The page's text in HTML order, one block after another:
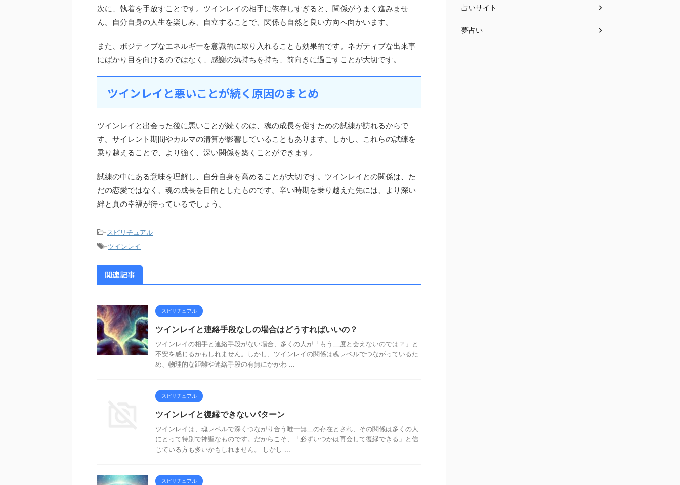
次に、執着を手放すことです。ツインレイの相手に依存しすぎると、関係がうまく進みませ
ん。自分自身の人生を楽しみ、自立することで、関係も自然と良い方向へ向かいます。
また、ポジティブなエネルギーを意識的に取り入れることも効果的です。ネガティブな出来事
にばかり目を向けるのではなく、感謝の気持ちを持ち、前向きに過ごすことが大切です。
ツインレイと悪いことが続く原因のまとめ
ツインレイと出会った後に悪いことが続くのは、魂の成長を促すための試練が訪れるからで
す。サイレント期間やカルマの清算が影響していることもあります。しかし、これらの試練を
乗り越えることで、より強く、深い関係を築くことができます。
試練の中にある意味を理解し、自分自身を高めることが大切です。ツインレイとの関係は、た
だの恋愛ではなく、魂の成長を目的としたものです。辛い時期を乗り越えた先には、より深い
絆と真の幸福が待っているでしょう。
-スピリチュアル
-ツインレイ
関連記事
スピリチュアル
ツインレイと連絡手段なしの場合はどうすればいいの？
ツインレイの相手と連絡手段がない場合、多くの人が「もう二度と会えないのでは？」と
不安を感じるかもしれません。しかし、ツインレイの関係は魂レベルでつながっているた
め、物理的な距離や連絡手段の有無にかかわ ...
スピリチュアル
ツインレイと復縁できないパターン
ツインレイは、魂レベルで深くつながり合う唯一無二の存在とされ、その関係は多くの人
にとって特別で神聖なものです。だからこそ、「必ずいつかは再会して復縁できる」と信
じている方も多いかもしれません。 しかし ...
スピリチュアル
占いサイト
夢占い